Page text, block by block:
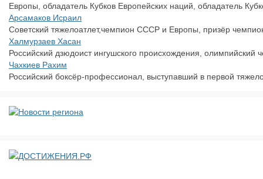
Европы, обладатель Кубков Европейских наций, обладатель
Арсамаков Исраил
Советский тяжелоатлет,чемпион СССР и Европы, призёр
Халмурзаев Хасан
Российский дзюдоист ингушского происхождения, олимпийский
Чахкиев Рахим
Российский боксёр-профессионал, выступавший в первой
ДОСТИЖЕНИЯ.РФ